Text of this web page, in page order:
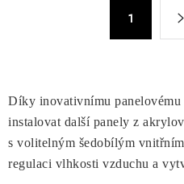
p
r
v
k
k
o
v
á
1
Díky inovativnímu panelovému
instalovat další panely z
s volitelným šedobílým
regulaci vlhkosti vzduchu a